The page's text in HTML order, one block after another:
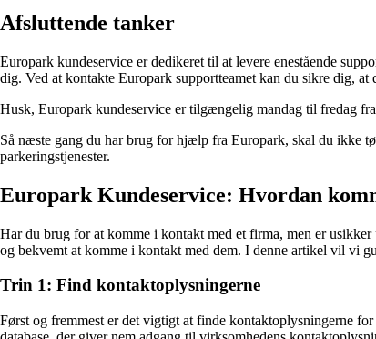
Afsluttende tanker
Europark kundeservice er dedikeret til at levere enestående
dig. Ved at kontakte Europark supportteamet kan du sikre dig,
Husk, Europark kundeservice er tilgængelig mandag til fredag
Så næste gang du har brug for hjælp fra Europark, skal du ikke
parkeringstjenester.
Europark Kundeservice: Hvordan
Har du brug for at komme i kontakt med et firma, men er
og bekvemt at komme i kontakt med dem. I denne artikel vil vi
Trin 1: Find kontaktoplysningerne
Først og fremmest er det vigtigt at finde kontaktoplysningerne